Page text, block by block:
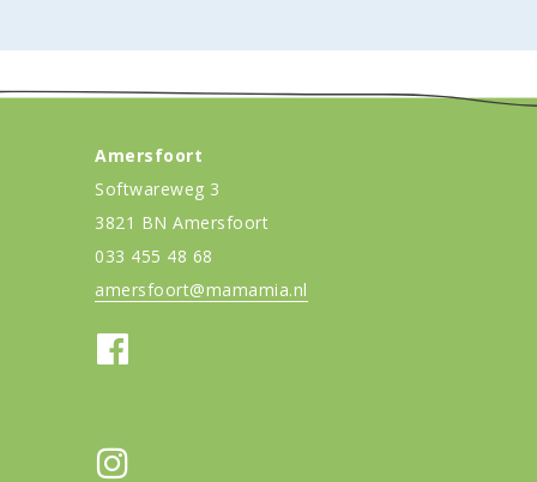
Amersfoort
Softwareweg 3
3821 BN Amersfoort
033 455 48 68
amersfoort@mamamia.nl